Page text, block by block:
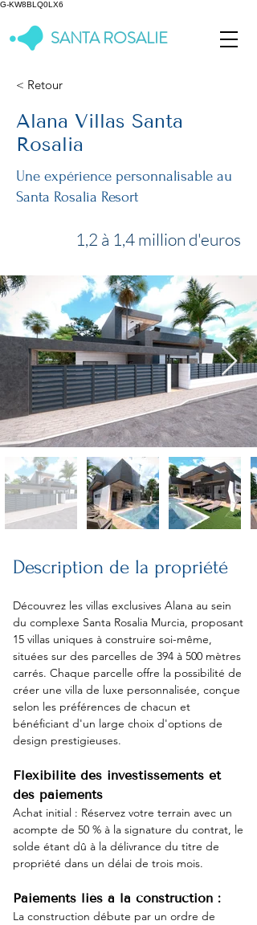
G-KW8BLQ0LX6
SANTA ROSALIE
< Retour
Alana Villas Santa
Rosalia
Une expérience personnalisable au
Santa Rosalia Resort
1,2 à 1,4 million d'euros
Description de la propriété
Découvrez les villas exclusives Alana au sein
du complexe Santa Rosalia Murcia, proposant
15 villas uniques à construire soi-même,
situées sur des parcelles de 394 à 500 mètres
carrés. Chaque parcelle offre la possibilité de
créer une villa de luxe personnalisée, conçue
selon les préférences de chacun et
bénéficiant d'un large choix d'options de
design prestigieuses.
Flexibilité des investissements et
des paiements
Achat initial : Réservez votre terrain avec un
acompte de 50 % à la signature du contrat, le
solde étant dû à la délivrance du titre de
propriété dans un délai de trois mois.
Paiements liés à la construction :
La construction débute par un ordre de